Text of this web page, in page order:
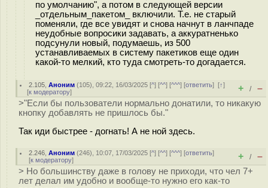
по умолчанию", а потом в следующей версии
_отдельным_пакетом_ включили. Т.е. не старый
поменяли, где все увидят и снова начнут в ланчпаде
неудобные вопросики задавать, а аккуратненько
подсунули новый, подумаешь, из 500
устанавливаемых в систему пакетиков еще один
какой-то мелкий, кто туда смотреть-то догадается.
2.105 ,Аноним (105), 09:22, 16/03/2025 [^] [^^] [^^^] [ответить][↑]
[к модератору] + / –
>"Если бы пользователи нормально донатили, то никакую
кнопку добавлять не пришлось бы."
Так иди быстрее - догнать! А не ной здесь.
2.246 ,Аноним (246), 10:07, 17/03/2025 [^] [^^] [^^^] [ответить]
[к модератору] + / –
> Но большинству даже в голову не приходи, что чел 7+
лет делал им удобно и вообще-то нужно его как-то